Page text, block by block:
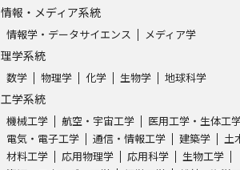
大学で学びたい学問発
学問のミニ講義「夢ナビ講義
情報・メディア系統
情報学・データサイエンス メディア学
理学系統
数学 物理学 化学 生物学 地球科学
工学系統
機械工学 航空・宇宙工学
医用工学・生体工
電気・電子工学
通信・情報工学 建築学
土
材料工学
応用物理学 応用科学
生物工学